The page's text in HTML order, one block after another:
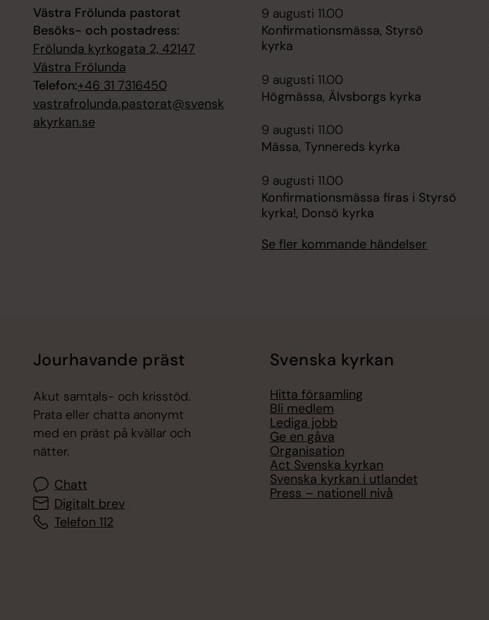
Västra Frölunda pastorat
Besöks- och postadress:
Frölunda kyrkogata 2, 42147
Västra Frölunda
Telefon:+46 31 7316450
vastrafrolunda.pastorat@svensk
akyrkan.se
9 augusti 11.00
Konfirmationsmässa, Styrsö
kyrka
9 augusti 11.00
Högmässa, Älvsborgs kyrka
9 augusti 11.00
Mässa, Tynnereds kyrka
9 augusti 11.00
Konfirmationsmässa firas i Styrsö
kyrka!, Donsö kyrka
Se fler kommande händelser
Jourhavande präst
Akut samtals- och krisstöd.
Prata eller chatta anonymt
med en präst på kvällar och
nätter.
Chatt
Digitalt brev
Telefon 112
Svenska kyrkan
Hitta församling
Bli medlem
Lediga jobb
Ge en gåva
Organisation
Act Svenska kyrkan
Svenska kyrkan i utlandet
Press – nationell nivå